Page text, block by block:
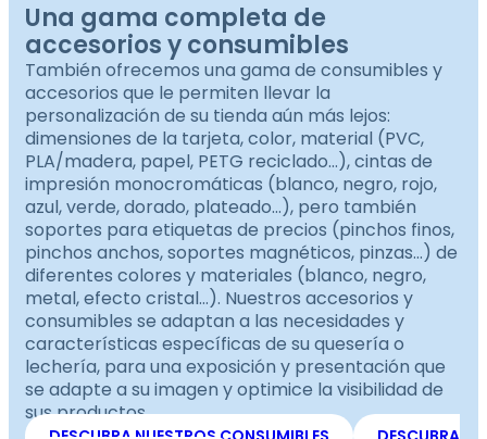
Una gama completa de
accesorios y consumibles
También ofrecemos una gama de consumibles y
accesorios que le permiten llevar la
personalización de su tienda aún más lejos:
dimensiones de la tarjeta, color, material (PVC,
PLA/madera, papel, PETG reciclado…), cintas de
impresión monocromáticas (blanco, negro, rojo,
azul, verde, dorado, plateado…), pero también
soportes para etiquetas de precios (pinchos finos,
pinchos anchos, soportes magnéticos, pinzas…) de
diferentes colores y materiales (blanco, negro,
metal, efecto cristal…). Nuestros accesorios y
consumibles se adaptan a las necesidades y
características específicas de su quesería o
lechería, para una exposición y presentación que
se adapte a su imagen y optimice la visibilidad de
sus productos.